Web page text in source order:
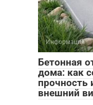
Информация
Бетонная
дома: как
прочность
внешний